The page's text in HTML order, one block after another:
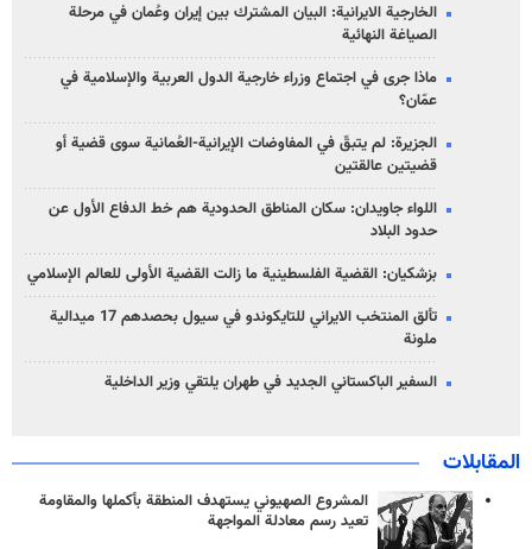
الخارجية الايرانية: البيان المشترك بين إيران وعُمان في مرحلة
الصياغة النهائية
ماذا جرى في اجتماع وزراء خارجية الدول العربية والإسلامية في
عمّان؟
الجزيرة: لم يتبقّ في المفاوضات الإيرانية-العُمانية سوى قضية أو
قضيتين عالقتين
اللواء جاويدان: سكان المناطق الحدودية هم خط الدفاع الأول عن
حدود البلاد
بزشكيان: القضية الفلسطينية ما زالت القضية الأولى للعالم الإسلامي
تألق المنتخب الايراني للتايكوندو في سيول بحصدهم 17 ميدالية
ملونة
السفير الباكستاني الجديد في طهران يلتقي وزير الداخلية
المقابلات
المشروع الصهيوني يستهدف المنطقة بأكملها والمقاومة
تعيد رسم معادلة المواجهة